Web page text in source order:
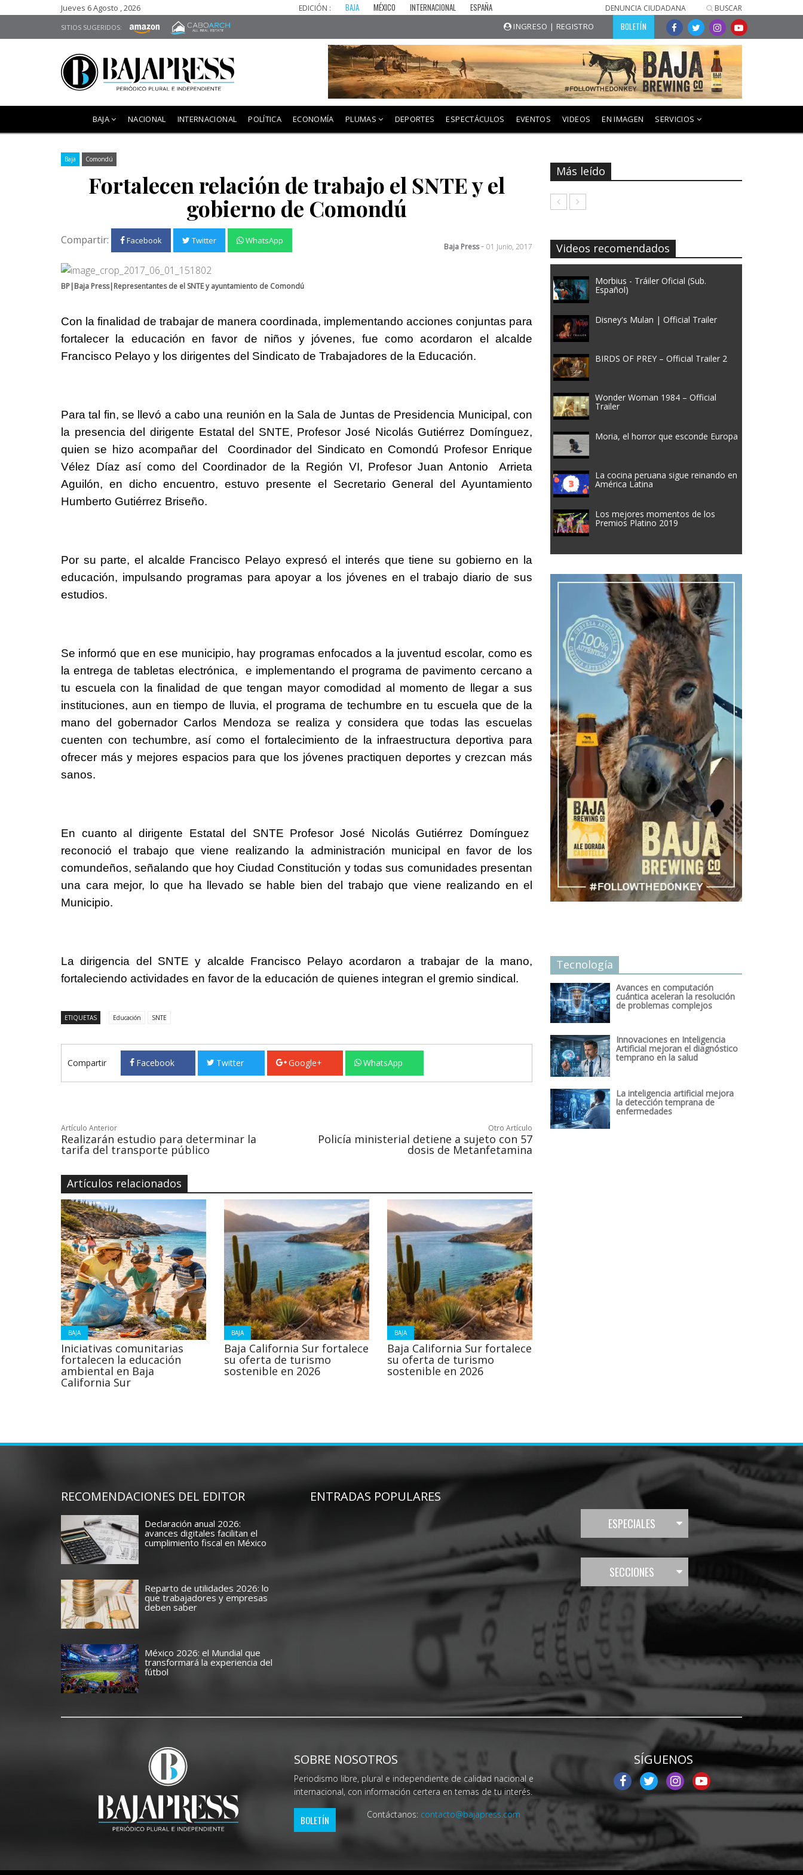
Jueves 6 Agosto , 2026 EDICIÓN : BAJA MÉXICO INTERNACIONAL ESPAÑA DENUNCIA CIUDADANA BUSCAR
SITIOS SUGERIDOS: INGRESO | REGISTRO BOLETÍN
BAJA NACIONAL INTERNACIONAL POLÍTICA ECONOMÍA PLUMAS DEPORTES ESPECTÁCULOS EVENTOS VIDEOS EN IMAGEN SERVICIOS
Baja Comondú
Fortalecen relación de trabajo el SNTE y el
gobierno de Comondú
Compartir: Facebook Twitter WhatsApp
Baja Press- 01 Junio, 2017
BP|Baja Press|Representantes de el SNTE y ayuntamiento de Comondú
Con la finalidad de trabajar de manera coordinada, implementando acciones conjuntas para
fortalecer la educación en favor de niños y jóvenes, fue como acordaron el alcalde
Francisco Pelayo y los dirigentes del Sindicato de Trabajadores de la Educación.
Para tal fin, se llevó a cabo una reunión en la Sala de Juntas de Presidencia Municipal, con
la presencia del dirigente Estatal del SNTE, Profesor José Nicolás Gutiérrez Domínguez,
quien se hizo acompañar del Coordinador del Sindicato en Comondú Profesor Enrique
Vélez Díaz así como del Coordinador de la Región VI, Profesor Juan Antonio Arrieta
Aguilón, en dicho encuentro, estuvo presente el Secretario General del Ayuntamiento
Humberto Gutiérrez Briseño.
Por su parte, el alcalde Francisco Pelayo expresó el interés que tiene su gobierno en la
educación, impulsando programas para apoyar a los jóvenes en el trabajo diario de sus
estudios.
Se informó que en ese municipio, hay programas enfocados a la juventud escolar, como es
la entrega de tabletas electrónica, e implementando el programa de pavimento cercano a
tu escuela con la finalidad de que tengan mayor comodidad al momento de llegar a sus
instituciones, aun en tiempo de lluvia, el programa de techumbre en tu escuela que de la
mano del gobernador Carlos Mendoza se realiza y considera que todas las escuelas
cuenten con techumbre, así como el fortalecimiento de la infraestructura deportiva para
ofrecer más y mejores espacios para que los jóvenes practiquen deportes y crezcan más
sanos.
En cuanto al dirigente Estatal del SNTE Profesor José Nicolás Gutiérrez Domínguez
reconoció el trabajo que viene realizando la administración municipal en favor de los
comundeños, señalando que hoy Ciudad Constitución y todas sus comunidades presentan
una cara mejor, lo que ha llevado se hable bien del trabajo que viene realizando en el
Municipio.
La dirigencia del SNTE y alcalde Francisco Pelayo acordaron a trabajar de la mano,
fortaleciendo actividades en favor de la educación de quienes integran el gremio sindical.
ETIQUETAS Educación SNTE
Compartir Facebook Twitter Google+ WhatsApp
Artículo Anterior
Realizarán estudio para determinar la
tarifa del transporte público
Otro Artículo
Policía ministerial detiene a sujeto con 57
dosis de Metanfetamina
Artículos relacionados
BAJA
Iniciativas comunitarias
fortalecen la educación
ambiental en Baja
California Sur
BAJA
Baja California Sur fortalece
su oferta de turismo
sostenible en 2026
BAJA
Baja California Sur fortalece
su oferta de turismo
sostenible en 2026
Más leído
Videos recomendados
Morbius - Tráiler Oficial (Sub.
Español)
Disney's Mulan | Official Trailer
BIRDS OF PREY – Official Trailer 2
Wonder Woman 1984 – Official
Trailer
Moria, el horror que esconde Europa
La cocina peruana sigue reinando en
América Latina
Los mejores momentos de los
Premios Platino 2019
Tecnología
Avances en computación
cuántica aceleran la resolución
de problemas complejos
Innovaciones en Inteligencia
Artificial mejoran el diagnóstico
temprano en la salud
La inteligencia artificial mejora
la detección temprana de
enfermedades
RECOMENDACIONES DEL EDITOR
Declaración anual 2026:
avances digitales facilitan el
cumplimiento fiscal en México
Reparto de utilidades 2026: lo
que trabajadores y empresas
deben saber
México 2026: el Mundial que
transformará la experiencia del
fútbol
ENTRADAS POPULARES
ESPECIALES
SECCIONES
SOBRE NOSOTROS
Periodismo libre, plural e independiente de calidad nacional e
internacional, con información certera en temas de tu interés.
BOLETÍN Contáctanos: contacto@bajapress.com
SÍGUENOS